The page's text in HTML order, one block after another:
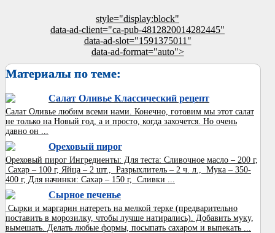
style="display:block"
data-ad-client="ca-pub-4812820014282445"
data-ad-slot="1591375011"
data-ad-format="auto">
Материалы по теме:
Салат Оливье Классический рецепт
Салат Оливье любим всеми нами. Конечно, готовим мы этот салат
не только на Новый год, а и просто, когда захочется. Но очень
давно он ...
Ореховый пирог
Ореховый пирог Ингредиенты: Для теста: Сливочное масло – 200 г,
Сахар – 100 г, Яйца – 2 шт., Разрыхлитель – 2 ч. л., Мука – 350-
400 г, Для начинки: Сахар – 150 г, Сливки ...
Сырное печенье
Сырки и маргарин натереть на мелкой терке (предварительно
поставить в морозилку, чтобы лучше натирались). Добавить муку,
вымешать. Делать любые формы, посыпать сахаром и выпекать ...